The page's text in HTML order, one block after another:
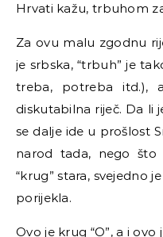
Hrvati kažu, trbuhom
Za ovu malu zgodnu
je srbska, “trbuh” je
treba, potreba itd.),
diskutabilna riječ. Da li
se dalje ide u prošlost
narod tada, nego
“krug” stara, svejedno
porijekla.
Ovo je krug “O”, a i ovo